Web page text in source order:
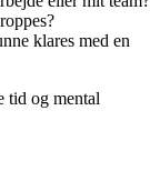
klares med en
tid og mental